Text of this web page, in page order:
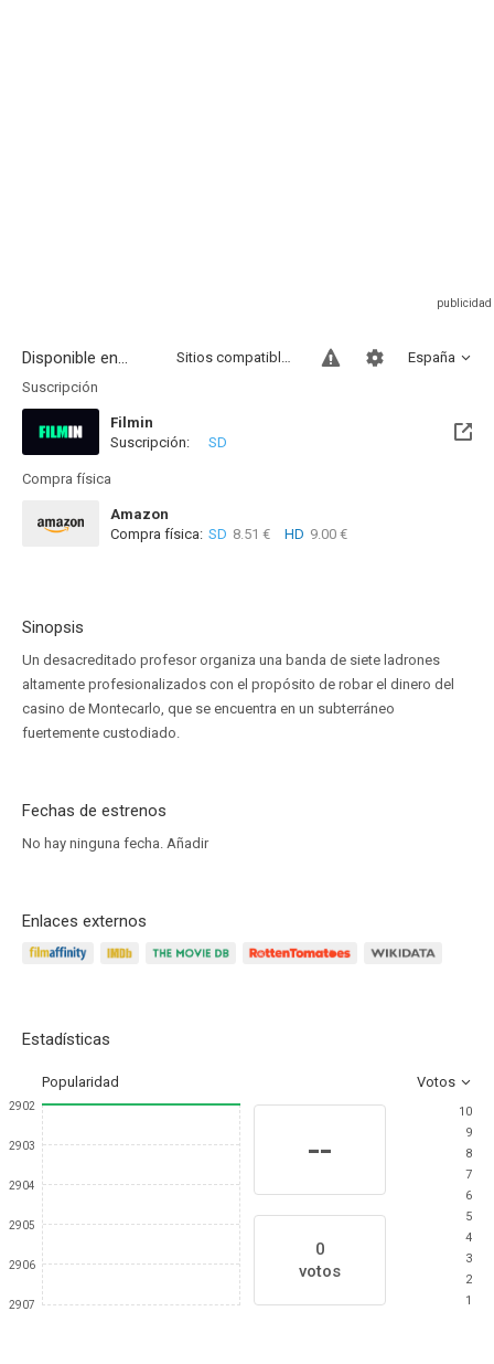
Disponible en... España
Sitios compatibles
Suscripción
Filmin
Disponible hasta el Mié, 31 Dic 2031 (Quedan 5 años)
Suscripción: SD
Compra física
Amazon
Compra física: SD 8.51 € HD 9.00 €
Sinopsis
Un desacreditado profesor organiza una banda de siete ladrones
altamente profesionalizados con el propósito de robar el dinero del
casino de Montecarlo, que se encuentra en un subterráneo
fuertemente custodiado.
Fechas de estrenos
No hay ninguna fecha. Añadir
Enlaces externos
Estadísticas
Popularidad Votos
2902
2903
2904
2905
2906
2907
--
0
votos
10
9
8
7
6
5
4
3
2
1